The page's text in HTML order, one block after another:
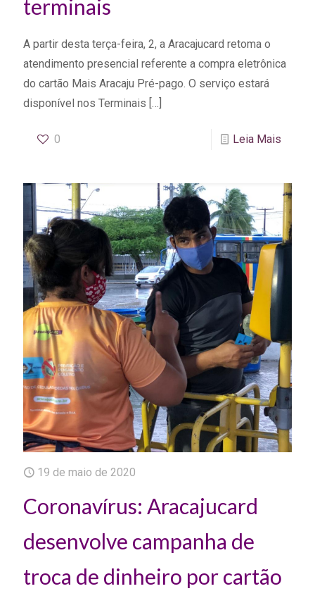
terminais
A partir desta terça-feira, 2, a Aracajucard retoma o
atendimento presencial referente a compra eletrônica
do cartão Mais Aracaju Pré-pago. O serviço estará
disponível nos Terminais […]
0 Leia Mais
19 de maio de 2020
Coronavírus: Aracajucard
desenvolve campanha de
troca de dinheiro por cartão